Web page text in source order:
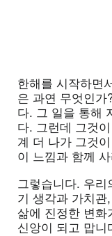
한해를 시작하면
은 과연 무엇인
다. 그 일을 통해
다. 그런데 그것
계 더 나가 그것
이 느낌과 함께
그렇습니다. 우
기 생각과 가치
삶에 진정한 변
신앙이 되고 맙니